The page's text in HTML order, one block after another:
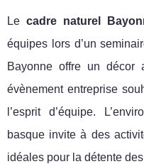
Lecadre naturel
équipes lors d’un
Bayonne offre un décor
évènement entreprise
l’esprit d’équipe.
basque invite à des
idéales pour la détente